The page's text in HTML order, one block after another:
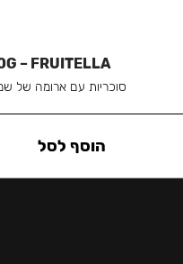
– FRUITELLA
סוכריות עם ארומה של
הוסף לסל